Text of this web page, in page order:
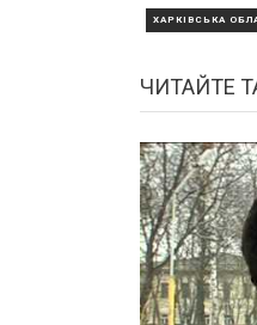
ХАРКІВСЬКА
ЧИТАЙТЕ